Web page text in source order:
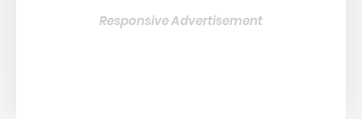
Responsive Advertisement